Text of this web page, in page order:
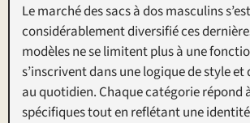
Le marché des sacs à dos masculins s’est
considérablement diversifié ces
modèles ne se limitent plus à une
s’inscrivent dans une logique de style
au quotidien. Chaque catégorie répond
spécifiques tout en reflétant une